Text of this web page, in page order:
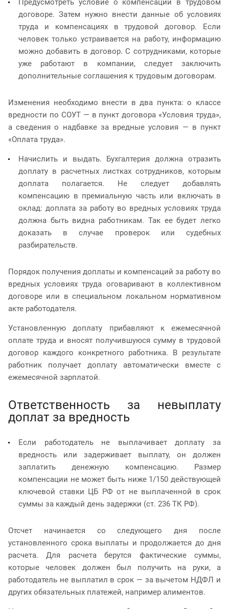
Предусмотреть условие о компенсации в трудовом
договоре. Затем нужно внести данные об условиях
труда и компенсациях в трудовой договор. Если
человек только устраивается на работу, информацию
можно добавить в договор. С сотрудниками, которые
уже работают в компании, следует заключить
дополнительные соглашения к трудовым договорам.
Изменения необходимо внести в два пункта: о классе
вредности по СОУТ — в пункт договора «Условия труда»,
а сведения о надбавке за вредные условия — в пункт
«Оплата труда».
Начислить и выдать. Бухгалтерия должна отразить
доплату в расчетных листках сотрудников, которым
доплата полагается. Не следует добавлять
компенсацию в премиальную часть или включать в
оклад: доплата за работу во вредных условиях труда
должна быть видна работникам. Так ее будет легко
доказать в случае проверок или судебных
разбирательств.
Порядок получения доплаты и компенсаций за работу во
вредных условиях труда оговаривают в коллективном
договоре или в специальном локальном нормативном
акте работодателя.
Установленную доплату прибавляют к ежемесячной
оплате труда и вносят получившуюся сумму в трудовой
договор каждого конкретного работника. В результате
работник получает доплату автоматически вместе с
ежемесячной зарплатой.
Ответственность за невыплату
доплат за вредность
Если работодатель не выплачивает доплату за
вредность или задерживает выплату, он должен
заплатить денежную компенсацию. Размер
компенсации не может быть ниже 1/150 действующей
ключевой ставки ЦБ РФ от не выплаченной в срок
суммы за каждый день задержки (ст. 236 ТК РФ).
Отсчет начинается со следующего дня после
установленного срока выплаты и продолжается до дня
расчета. Для расчета берутся фактические суммы,
которые человек должен был получить на руки, а
работодатель не выплатил в срок — за вычетом НДФЛ и
других обязательных платежей, например алиментов.